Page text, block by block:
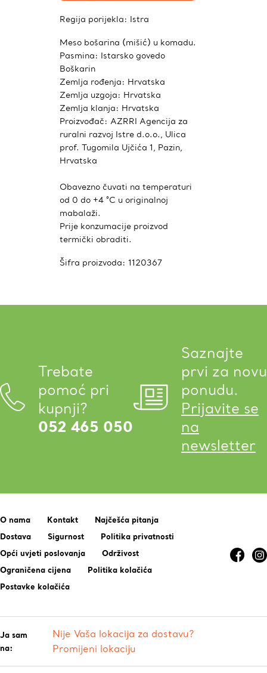
Regija porijekla: Istra
Meso bošarina (mišić) u komadu.
Pasmina: Istarsko govedo
Boškarin
Zemlja rođenja: Hrvatska
Zemlja uzgoja: Hrvatska
Zemlja klanja: Hrvatska
Proizvođač: AZRRI Agencija za
ruralni razvoj Istre d.o.o., Ulica
prof. Tugomila Ujčića 1, Pazin,
Hrvatska
Obavezno čuvati na temperaturi
od 0 do +4 °C u originalnoj
mabalaži.
Prije konzumacije proizvod
termički obraditi.
Šifra proizvoda: 1120367
Trebate
pomoć pri
kupnji?
052 465 050
Saznajte
prvi za novu
ponudu.
Prijavite se
na
newsletter
O nama Kontakt
Najčešća pitanja
Dostava
Sigurnost
Politika privatnosti
Opći uvjeti poslovanja
Održivost
Ograničena cijena
Politika kolačića
Postavke kolačića
Ja sam
na:
Nije Vaša lokacija za dostavu?
Promijeni lokaciju